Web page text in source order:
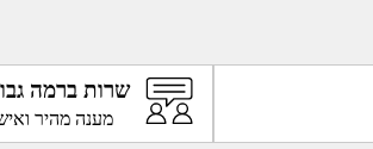
שרות ברמה
מענה מהיר